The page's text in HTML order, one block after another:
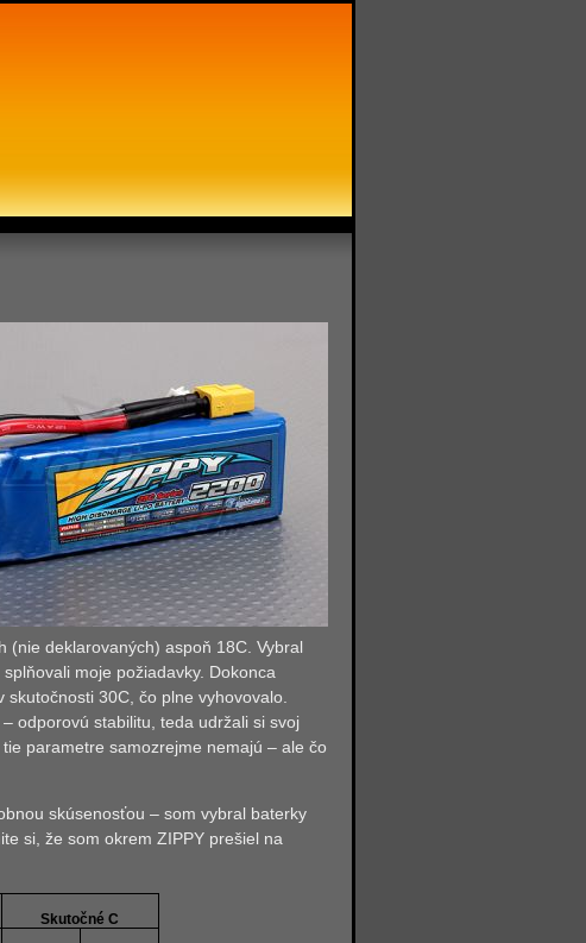
(nie deklarovaných) aspoň 18C. Vybral
moje požiadavky. Dokonca
30C, čo plne vyhovovalo.
odporovú stabilitu, teda udržali si svoj
parametre samozrejme nemajú – ale čo
skúsenosťou – som vybral baterky
si, že som okrem ZIPPY prešiel na
Skutočné C